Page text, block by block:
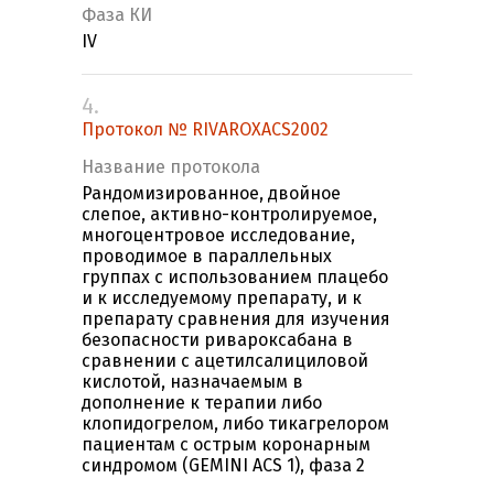
Фаза КИ
IV
4.
Протокол № RIVAROXACS2002
Название протокола
Рандомизированное, двойное
слепое, активно-контролируемое,
многоцентровое исследование,
проводимое в параллельных
группах с использованием плацебо
и к исследуемому препарату, и к
препарату сравнения для изучения
безопасности ривароксабана в
сравнении с ацетилсалициловой
кислотой, назначаемым в
дополнение к терапии либо
клопидогрелом, либо тикагрелором
пациентам с острым коронарным
синдромом (GEMINI ACS 1), фаза 2